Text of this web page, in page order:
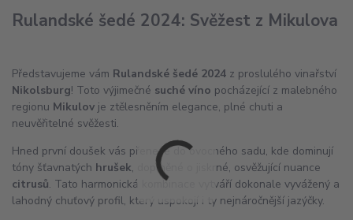
Rulandské šedé 2024: Svěžest z Mikulova
Představujeme vám Rulandské šedé 2024 z proslulého vinařství
Nikolsburg! Toto výjimečné suché víno pocházející z malebného
regionu Mikulov je ztělesněním elegance, plné chuti a
neuvěřitelné svěžesti.
Hned první doušek vás přenese do ovocného sadu, kde dominují
tóny šťavnatých hrušek, doplněné o jiskrné, osvěžující nuance
citrusů. Tato harmonická kombinace vytváří dokonale vyvážený a
lahodný chuťový profil, který uspokojí i ty nejnáročnější jazýčky.